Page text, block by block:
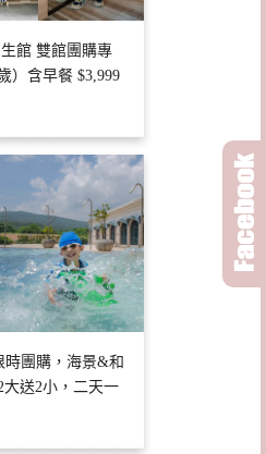
館 雙館團購專
）含早餐 $3,999
時團購，海景&和
大送2小，二天一